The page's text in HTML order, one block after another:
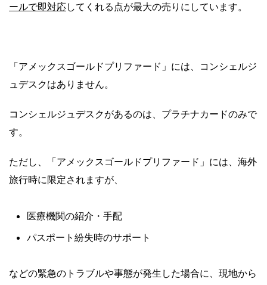
ールで即対応してくれる点が最大の売りにしています。
「アメックスゴールドプリファード」には、コンシェルジ
ュデスクはありません。
コンシェルジュデスクがあるのは、プラチナカードのみで
す。
ただし、「アメックスゴールドプリファード」には、海外
旅行時に限定されますが、
医療機関の紹介・手配
パスポート紛失時のサポート
などの緊急のトラブルや事態が発生した場合に、現地から